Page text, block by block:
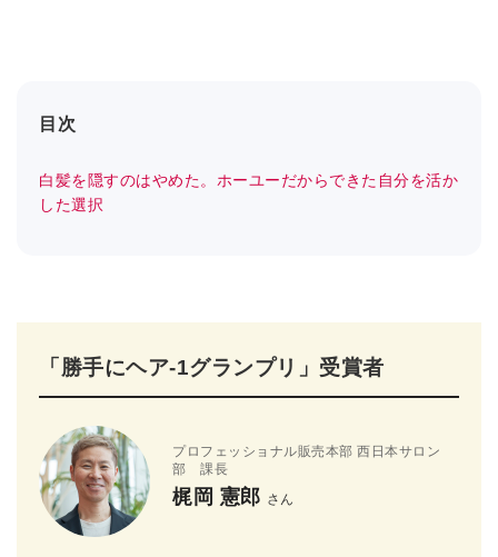
目次
白髪を隠すのはやめた。ホーユーだからできた自分を活か
した選択
「勝手にヘア-1グランプリ」受賞者
プロフェッショナル販売本部 西日本サロン
部 課長
梶岡 憲郎 さん